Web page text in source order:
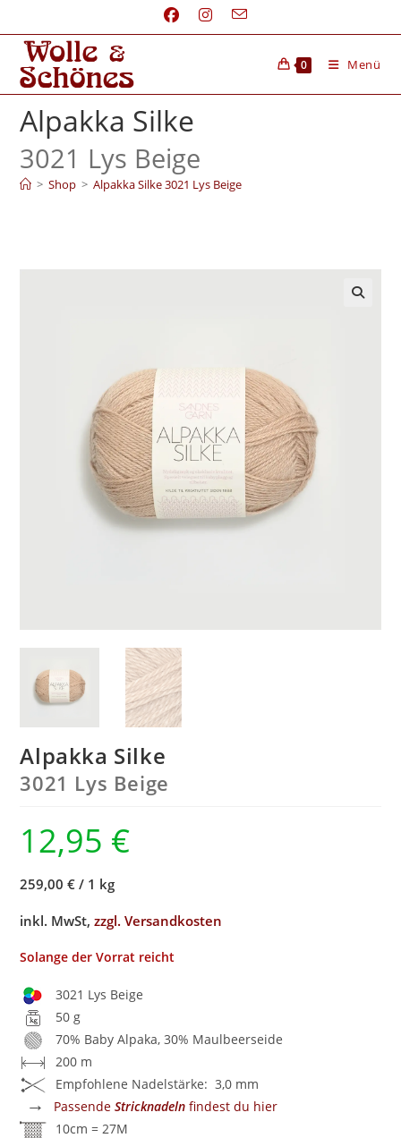
0 Menü
Alpakka Silke
3021 Lys Beige
> Shop > Alpakka Silke 3021 Lys Beige
Alpakka Silke
3021 Lys Beige
12,95 €
259,00 € / 1 kg
inkl. MwSt,zzgl. Versandkosten
Solange der Vorrat reicht
3021 Lys Beige
50 g
70% Baby Alpaka, 30% Maulbeerseide
200 m
Empfohlene Nadelstärke: 3,0 mm
→ PassendeStricknadeln findest du hier
10cm = 27M